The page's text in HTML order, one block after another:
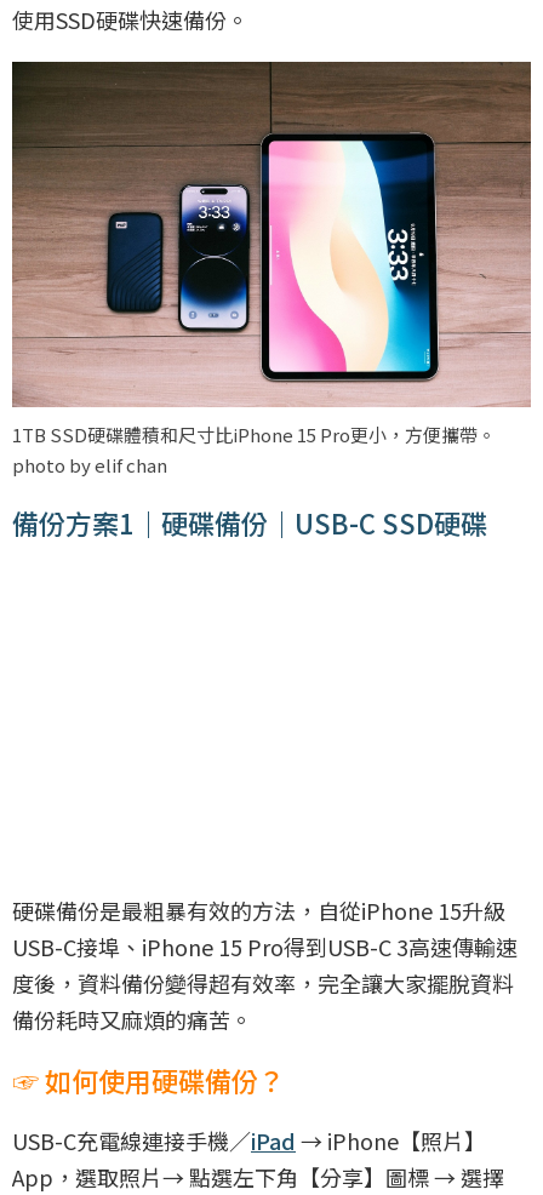
使用SSD硬碟快速備份。
1TB SSD硬碟體積和尺寸比iPhone 15 Pro更小，方便攜帶。
photo by elif chan
備份方案1｜硬碟備份｜USB-C SSD硬碟
硬碟備份是最粗暴有效的方法，自從iPhone 15升級
USB-C接埠、iPhone 15 Pro得到USB-C 3高速傳輸速
度後，資料備份變得超有效率，完全讓大家擺脫資料
備份耗時又麻煩的痛苦。
☞ 如何使用硬碟備份？
USB-C充電線連接手機／iPad → iPhone【照片】
App，選取照片→ 點選左下角【分享】圖標 → 選擇